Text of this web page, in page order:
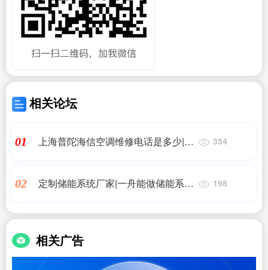
相关论坛
01
上海普陀海信空调维修电话是多少|海
354
02
定制储能系统厂家|一舟能做储能系统
198
相关广告